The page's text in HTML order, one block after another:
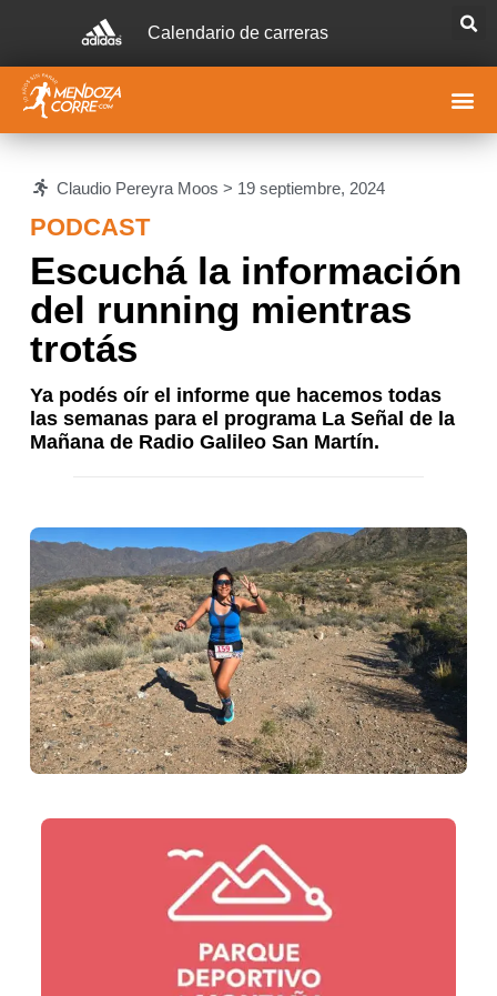
Calendario de carreras
Claudio Pereyra Moos > 19 septiembre, 2024
PODCAST
Escuchá la información
del running mientras
trotás
Ya podés oír el informe que hacemos todas
las semanas para el programa La Señal de la
Mañana de Radio Galileo San Martín.